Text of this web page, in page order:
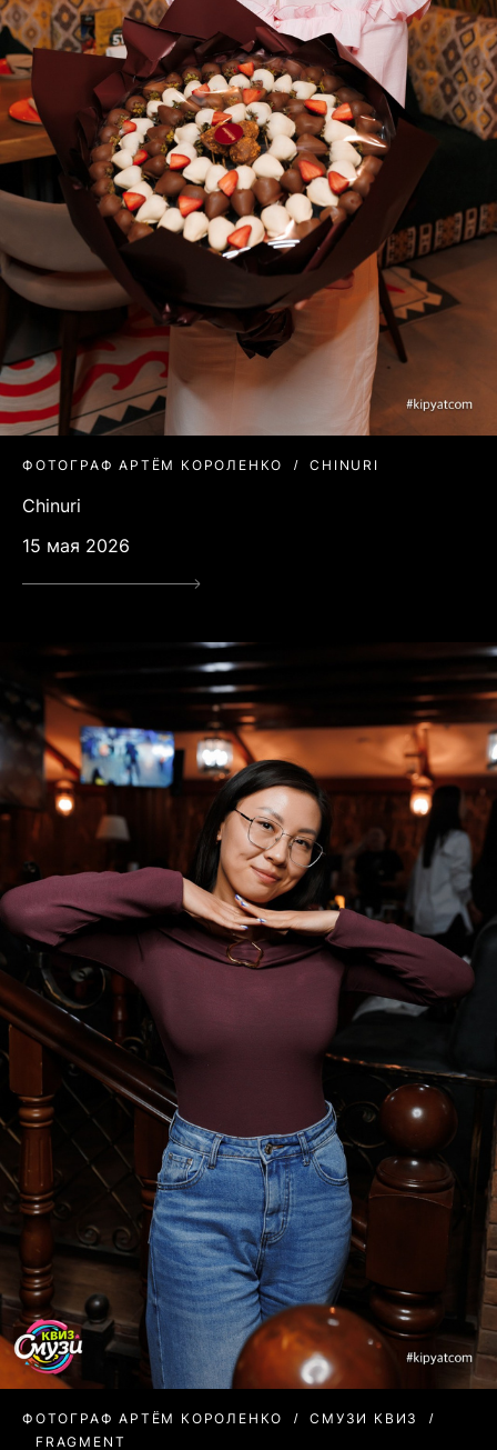
ФОТОГРАФ АРТЁМ КОРОЛЕНКО CHINURI
Chinuri
15 мая 2026
ФОТОГРАФ АРТЁМ КОРОЛЕНКО
СМУЗИ КВИЗ
FRAGMENT